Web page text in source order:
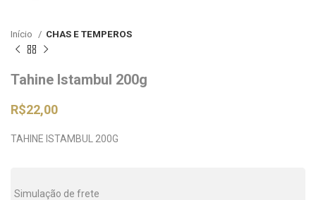
Início CHAS E TEMPEROS
Tahine Istambul 200g
R$22,00
TAHINE ISTAMBUL 200G
Simulação de frete